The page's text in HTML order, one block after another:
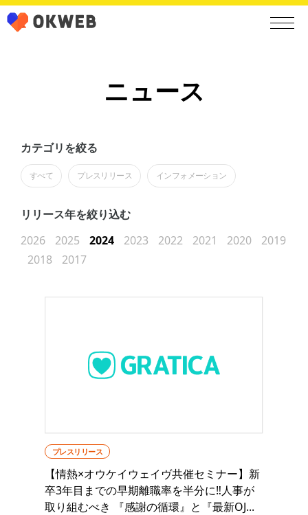
ニュース
カテゴリを絞る
すべて プレスリリース インフォメーション
リリース年を絞り込む
2026
2025 2024 2023 2022 2021 2020
2019
2018
2017
プレスリリース
【情熱×オウケイウェイヴ共催セミナー】新
卒3年目までの早期離職率を半分に‼人事が
取り組むべき 『感謝の循環』と『最新OJ...